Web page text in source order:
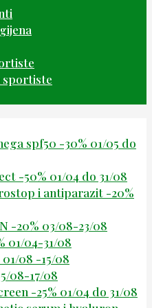
sportiste
spf50 -30% 01/05 do
-50% 01/04 do 31/08
i antiparazit -20%
-20% 03/08-23/08
01/04-31/08
01/08 -15/08
08-17/08
-25% 01/04 do 31/08